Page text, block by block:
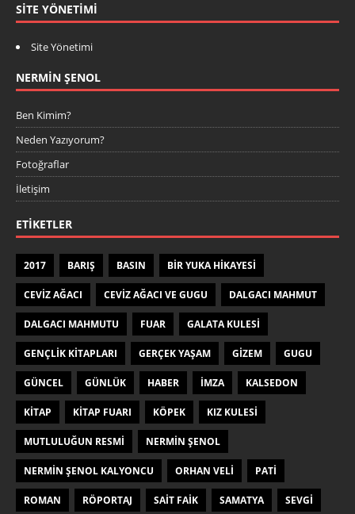
SITE YÖNETIMI
Site Yönetimi
NERMIN ŞENOL
Ben Kimim?
Neden Yazıyorum?
Fotoğraflar
İletişim
ETIKETLER
2017 BARIŞ BASIN BIR YUKA HIKAYESI
CEVIZ AĞACI CEVIZ AĞACI VE GUGU DALGACI MAHMUT
DALGACI MAHMUTU FUAR GALATA KULESI
GENÇLIK KITAPLARI GERÇEK YAŞAM GIZEM GUGU
GÜNCEL GÜNLÜK HABER IMZA KALSEDON
KITAP KITAP FUARI KÖPEK KIZ KULESI
MUTLULUĞUN RESMI NERMIN ŞENOL
NERMIN ŞENOL KALYONCU ORHAN VELI PATI
ROMAN RÖPORTAJ SAIT FAIK SAMATYA SEVGI